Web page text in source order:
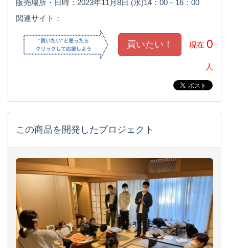
販売場所・日時：2023年11月8日 (水)14：00－16：00
関連サイト：
現在 0
人
この商品を開発したプロジェクト